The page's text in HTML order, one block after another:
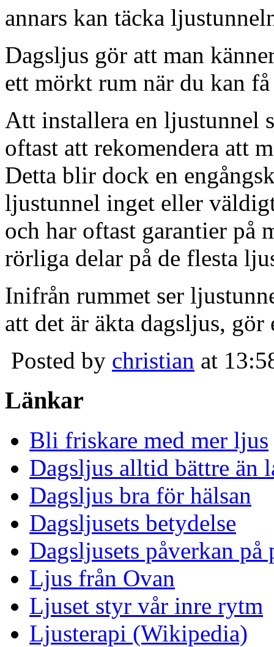
annars kan täcka
Dagsljus gör att man
ett mörkt rum när du kan
Att installera en ljustunnel
oftast att rekomendera att
Detta blir dock en
ljustunnel inget eller
och har oftast garantier på
rörliga delar på de flesta
Inifrån rummet ser
att det är äkta dagsljus,
Posted by christian at
Länkar
Bli friskare med mer ljus
Dagsljus alltid bättre än
Dagsljus bra för hälsan
Dagsljusets betydelse
Dagsljusets påverkan på
Ljus från Ovan
Ljuset styr vår inre rytm
Ljusterapi (Wikipedia)